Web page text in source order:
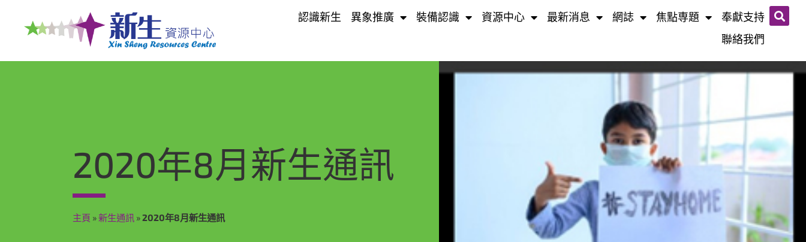
認識新生 異象推廣 裝備認識 資源中心 最新消息 網誌​ 焦點専題
奉獻支持
聯絡我們
2020年8月新生通訊
主頁 »新生通訊 »2020年8月新生通訊